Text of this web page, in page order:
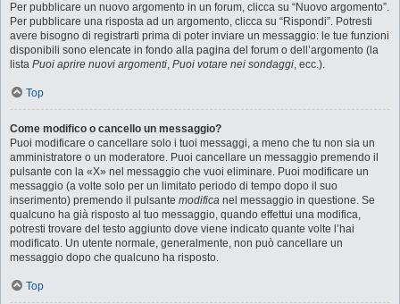
Per pubblicare un nuovo argomento in un forum, clicca su “Nuovo argomento”.
Per pubblicare una risposta ad un argomento, clicca su “Rispondi”. Potresti
avere bisogno di registrarti prima di poter inviare un messaggio: le tue funzioni
disponibili sono elencate in fondo alla pagina del forum o dell’argomento (la
lista Puoi aprire nuovi argomenti, Puoi votare nei sondaggi, ecc.).
Top
Come modifico o cancello un messaggio?
Puoi modificare o cancellare solo i tuoi messaggi, a meno che tu non sia un
amministratore o un moderatore. Puoi cancellare un messaggio premendo il
pulsante con la «X» nel messaggio che vuoi eliminare. Puoi modificare un
messaggio (a volte solo per un limitato periodo di tempo dopo il suo
inserimento) premendo il pulsante modifica nel messaggio in questione. Se
qualcuno ha già risposto al tuo messaggio, quando effettui una modifica,
potresti trovare del testo aggiunto dove viene indicato quante volte l’hai
modificato. Un utente normale, generalmente, non può cancellare un
messaggio dopo che qualcuno ha risposto.
Top